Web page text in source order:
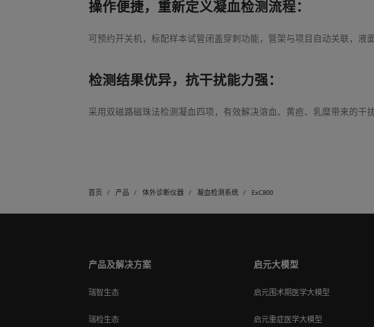
操作便捷，重新定义凝血检测流程：
可预约开关机，标配样本试管闭盖穿刺功能，管架与项目自动关联，
检测结果优异，抗干扰能力强：
采用双磁路磁珠法检测凝血四项，有效解决溶血、黄疸、乳糜带来的干
首页 产品 体外诊断仪器 凝血检测系统 ExC800
产品及解决方案
瑞智生态
瑞检生态
启元大模型
启元围术期医学大模型
启元重症医学大模型